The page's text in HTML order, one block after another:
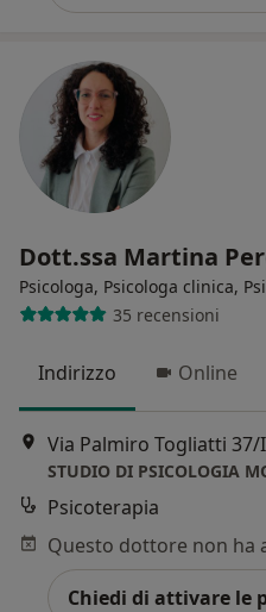
Dott.ssa Martina
Psicologa, Psicologa clinica,
35 recensioni
Indirizzo Online
Via Palmiro Togliatti 37/
STUDIO DI PSICOLOGIA
Psicoterapia
Chiedi di attivare le